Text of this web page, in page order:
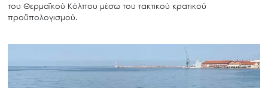
του Θερμαϊκού Κόλπου μέσω του τακτικού κρατικού
προϋπολογισμού.